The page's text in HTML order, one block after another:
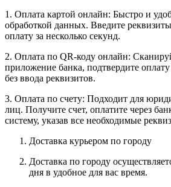
1. Оплата картой онлайн: Быстро и
обработкой данных. Введите
оплату за несколько секунд.
2. Оплата по QR-коду онлайн:
приложение банка, подтвердите
без ввода реквизитов.
3. Оплата по счету: Подходит для
лиц. Получите счет, оплатите через
систему, указав все необходимые
Доставка курьером по городу
Доставка по городу
дня в удобное для вас время.